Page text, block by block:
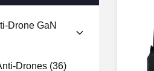
Drone GaN
Drones (36)